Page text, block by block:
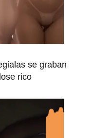
se graban
rico